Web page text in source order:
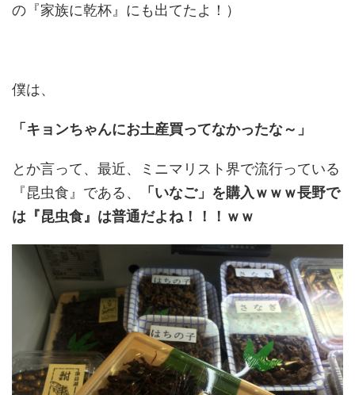
の『家族に乾杯』にも出てたよ！）
僕は、
「キョンちゃんにお土産買ってなかったな～」
とか言って、最近、ミニマリスト界で流行っている
『昆虫食』である、
「いなご」を購入ｗｗｗ長野で
は『昆虫食』は普通だよね！！！ｗｗ